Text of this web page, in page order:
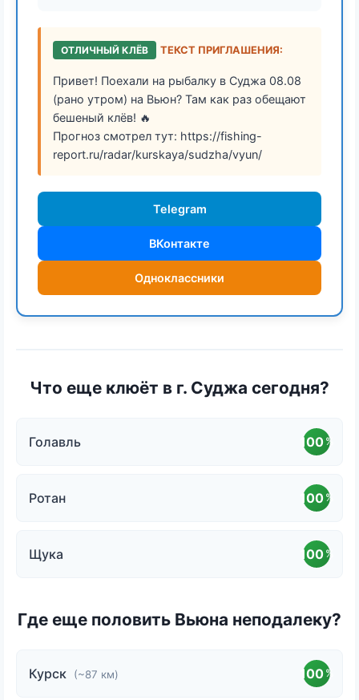
ОТЛИЧНЫЙ КЛЁВ ТЕКСТ ПРИГЛАШЕНИЯ:
Привет! Поехали на рыбалку в Суджа 08.08
(рано утром) на Вьюн? Там как раз обещают
бешеный клёв! 🔥
Прогноз смотрел тут: https://fishing-
report.ru/radar/kurskaya/sudzha/vyun/
Telegram
ВКонтакте
Одноклассники
Что еще клюёт в г. Суджа сегодня?
Голавль 100 %
Ротан 100 %
Щука 100 %
Где еще половить Вьюна неподалеку?
Курск (~87 км) 100 %